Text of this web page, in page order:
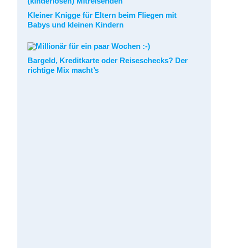
Kleiner Knigge für Eltern beim Fliegen mit
Babys und kleinen Kindern
Bargeld, Kreditkarte oder Reiseschecks? Der
richtige Mix macht’s